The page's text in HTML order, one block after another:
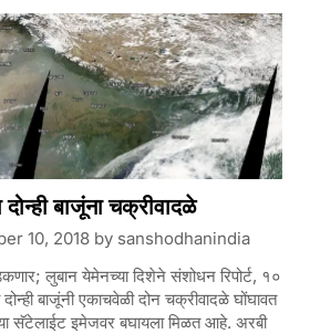
दोन्ही बाजूंना चक्रीवादळे
10, 2018by sanshodhanindia
लुबान येमेनच्या दिशेने संशोधन रिपोर्ट, १०
बाजूंनी एकाचवेळी दोन चक्रीवादळे घोंघावत
सॅटेलाईट इमेजवर बघायला मिळत आहे. अरबी